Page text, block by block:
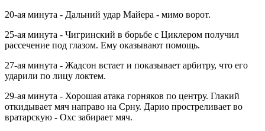
20-ая минута - Дальний удар Майера - мимо ворот.
25-ая минута - Чигринский в борьбе с Циклером получил
рассечение под глазом. Ему оказывают помощь.
27-ая минута - Жадсон встает и показывает арбитру, что его
ударили по лицу локтем.
29-ая минута - Хорошая атака горняков по центру. Глакий
откидывает мяч направо на Срну. Дарио простреливает во
вратарскую - Охс забирает мяч.